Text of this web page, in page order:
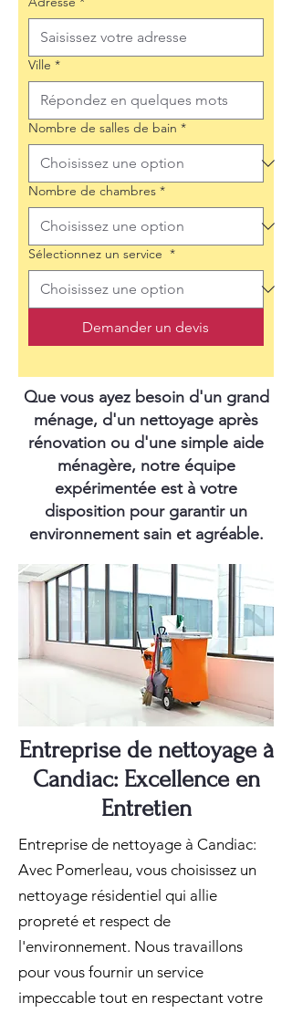
Ville *
Nombre de salles de bain *
Nombre de chambres *
Sélectionnez un service *
Demander un devis
Que vous ayez besoin d'un grand
ménage, d'un nettoyage après
rénovation ou d'une simple aide
ménagère, notre équipe
expérimentée est à votre
disposition pour garantir un
environnement sain et agréable.
Entreprise de nettoyage à
Candiac: Excellence en
Entretien
Entreprise de nettoyage à Candiac:
Avec Pomerleau, vous choisissez un
nettoyage résidentiel qui allie
propreté et respect de
l'environnement. Nous travaillons
pour vous fournir un service
impeccable tout en respectant votre